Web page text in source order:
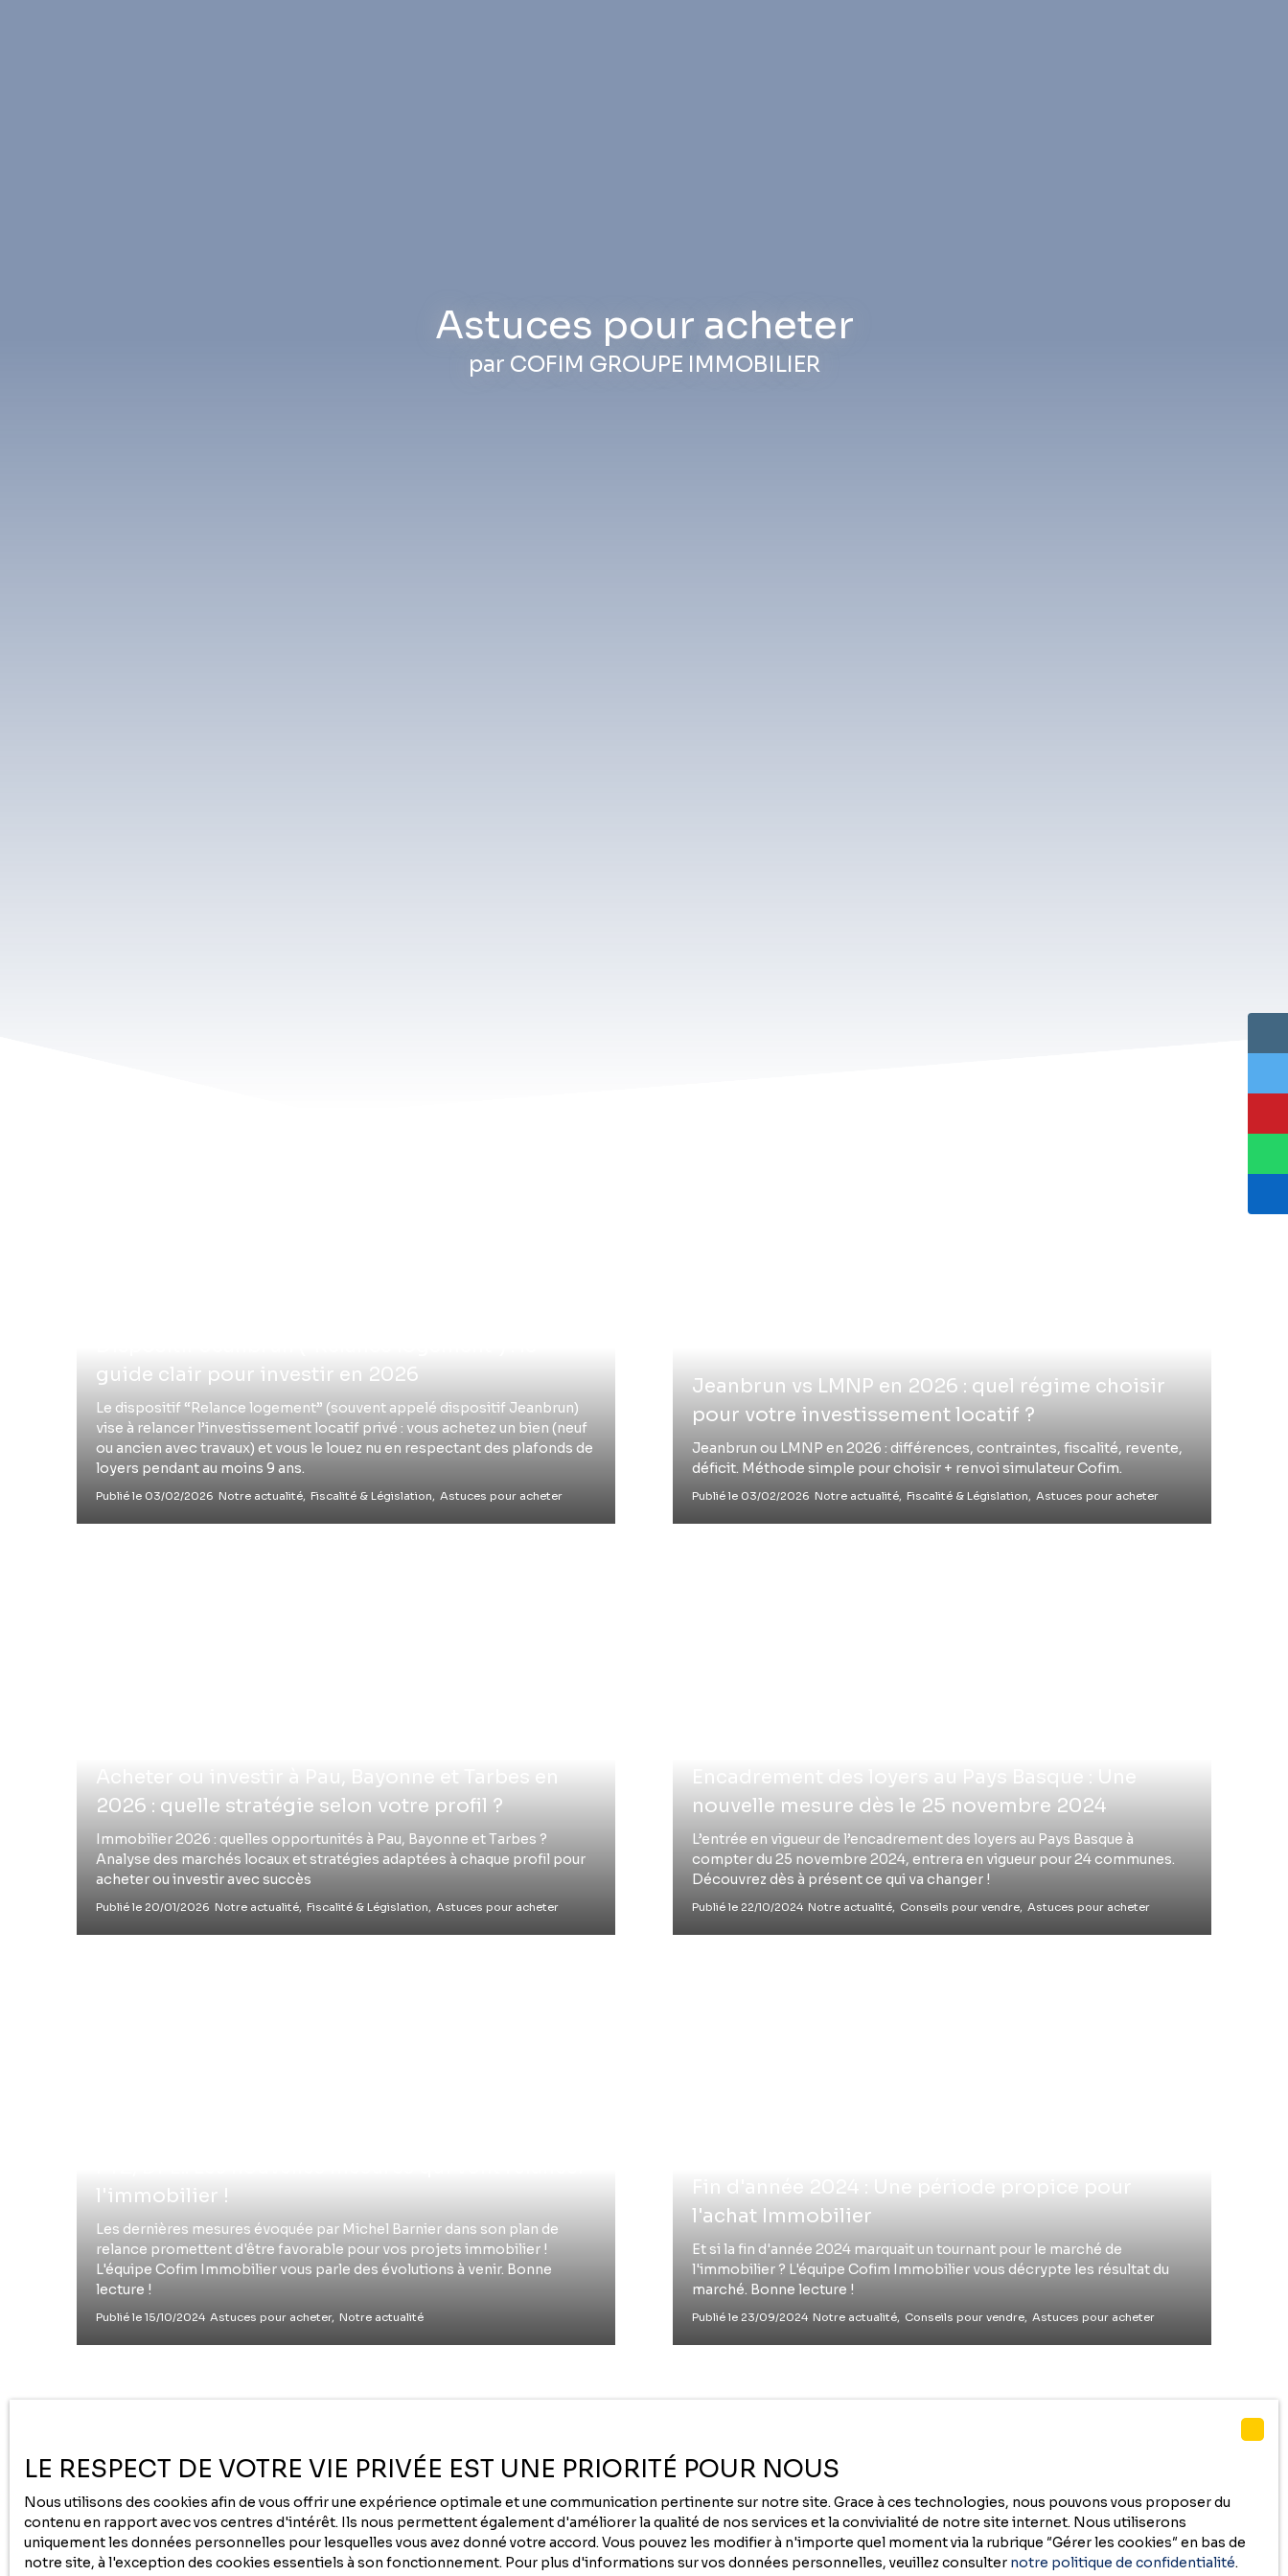
Astuces pour acheter
par COFIM GROUPE IMMOBILIER
guide clair pour investir en 2026
Le dispositif “Relance logement” (souvent appelé dispositif Jeanbrun)
vise à relancer l’investissement locatif privé : vous achetez un bien (neuf
ou ancien avec travaux) et vous le louez nu en respectant des plafonds de
loyers pendant au moins 9 ans.
Publié le 03/02/2026 Notre actualité, Fiscalité & Législation, Astuces pour acheter
Jeanbrun vs LMNP en 2026 : quel régime choisir
pour votre investissement locatif ?
Jeanbrun ou LMNP en 2026 : différences, contraintes, fiscalité, revente,
déficit. Méthode simple pour choisir + renvoi simulateur Cofim.
Publié le 03/02/2026 Notre actualité, Fiscalité & Législation, Astuces pour acheter
Acheter ou investir à Pau, Bayonne et Tarbes en
2026 : quelle stratégie selon votre profil ?
Immobilier 2026 : quelles opportunités à Pau, Bayonne et Tarbes ?
Analyse des marchés locaux et stratégies adaptées à chaque profil pour
acheter ou investir avec succès
Publié le 20/01/2026 Notre actualité, Fiscalité & Législation, Astuces pour acheter
Encadrement des loyers au Pays Basque : Une
nouvelle mesure dès le 25 novembre 2024
L’entrée en vigueur de l’encadrement des loyers au Pays Basque à
compter du 25 novembre 2024, entrera en vigueur pour 24 communes.
Découvrez dès à présent ce qui va changer !
Publié le 22/10/2024 Notre actualité, Conseils pour vendre, Astuces pour acheter
l'immobilier !
Les dernières mesures évoquée par Michel Barnier dans son plan de
relance promettent d'être favorable pour vos projets immobilier !
L'équipe Cofim Immobilier vous parle des évolutions à venir. Bonne
lecture !
Publié le 15/10/2024 Astuces pour acheter, Notre actualité
Fin d'année 2024 : Une période propice pour
l'achat Immobilier
Et si la fin d'année 2024 marquait un tournant pour le marché de
l'immobilier ? L'équipe Cofim Immobilier vous décrypte les résultat du
marché. Bonne lecture !
Publié le 23/09/2024 Notre actualité, Conseils pour vendre, Astuces pour acheter
LE RESPECT DE VOTRE VIE PRIVÉE EST UNE PRIORITÉ POUR NOUS
Nous utilisons des cookies afin de vous offrir une expérience optimale et une communication pertinente sur notre site. Grace à ces technologies, nous pouvons vous proposer du
contenu en rapport avec vos centres d'intérêt. Ils nous permettent également d'améliorer la qualité de nos services et la convivialité de notre site internet. Nous utiliserons
uniquement les données personnelles pour lesquelles vous avez donné votre accord. Vous pouvez les modifier à n'importe quel moment via la rubrique ″Gérer les cookies″ en bas de
notre site, à l'exception des cookies essentiels à son fonctionnement. Pour plus d'informations sur vos données personnelles, veuillez consulter notre politique de confidentialité.